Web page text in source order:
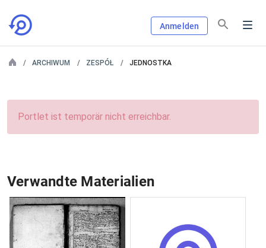
Anmelden
ARCHIWUM ZESPÓŁ JEDNOSTKA
Portlet ist temporär nicht erreichbar.
Verwandte Materialien